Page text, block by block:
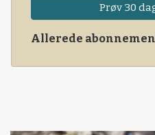
Prøv 30
Allerede